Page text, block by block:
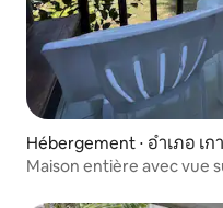
Hébergement ⋅ อำเภอ เก
Maison entière avec vue